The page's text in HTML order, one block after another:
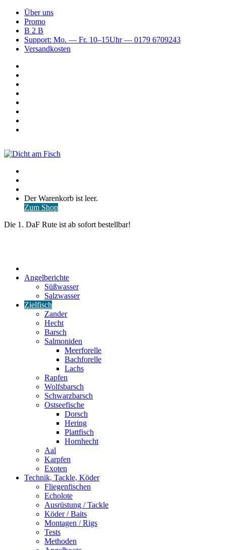
Über uns
Promo
B 2 B
Support: Mo. — Fr. 10–15Uhr — 0179 6709243
Versandkosten
Warenkorb
ansehen
Der Warenkorb ist leer.
Zum Shop
Die 1. DaF Rute ist ab sofort bestellbar!
Angelberichte
Süßwasser
Salzwasser
Zielfisch
Zander
Hecht
Barsch
Salmoniden
Meerforelle
Bachforelle
Lachs
Rapfen
Wolfsbarsch
Schwarzbarsch
Ostseefische
Dorsch
Hering
Plattfisch
Hornhecht
Aal
Karpfen
Exoten
Technik, Tackle, Köder
Fliegenfischen
Echolote
Ausrüstung / Tackle
Köder / Baits
Montagen / Rigs
Tests
Methoden